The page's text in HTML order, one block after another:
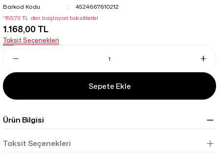
Barkod Kodu
4524667610212
*155,73 TL den başlayan taksitlerle!
1.168,00 TL
Taksit Seçenekleri
Sepete Ekle
Ürün Bilgisi
Taksit Seçenekleri